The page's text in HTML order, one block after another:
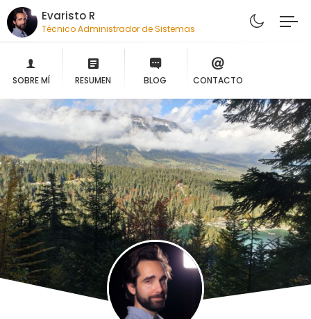
Evaristo R
Técnico Administrador de Sistemas
SOBRE MÍ RESUMEN BLOG CONTACTO